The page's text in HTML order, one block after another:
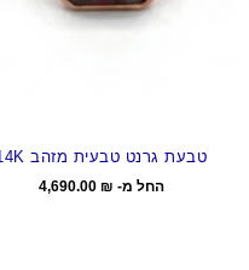
טבעת גרנט טבעית מזהב 14K
החל מ- 4,690.00 ₪